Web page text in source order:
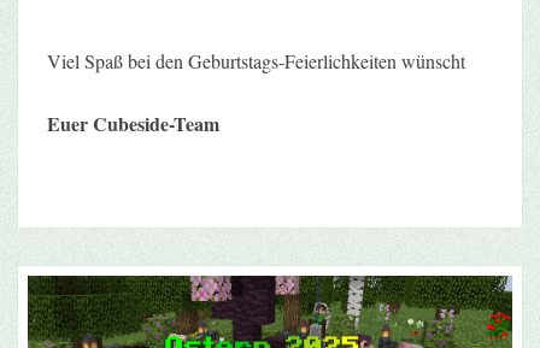
Viel Spaß bei den Geburtstags-Feierlichkeiten wünscht
Euer Cubeside-Team